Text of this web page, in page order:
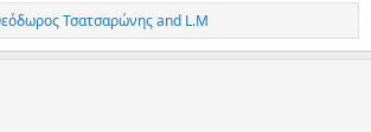
Τσατσαρώνηςand L.M